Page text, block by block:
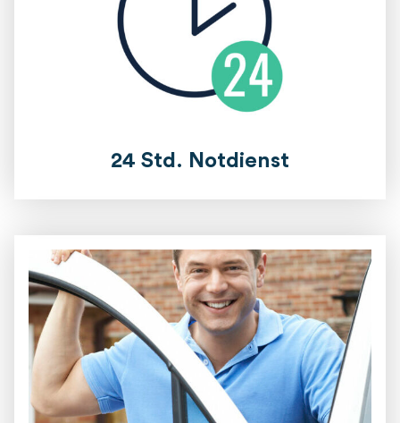
24 Std. Notdienst